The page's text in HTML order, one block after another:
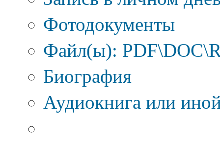
Фотодокументы
Файл(ы):
Биография
Аудиокнига или